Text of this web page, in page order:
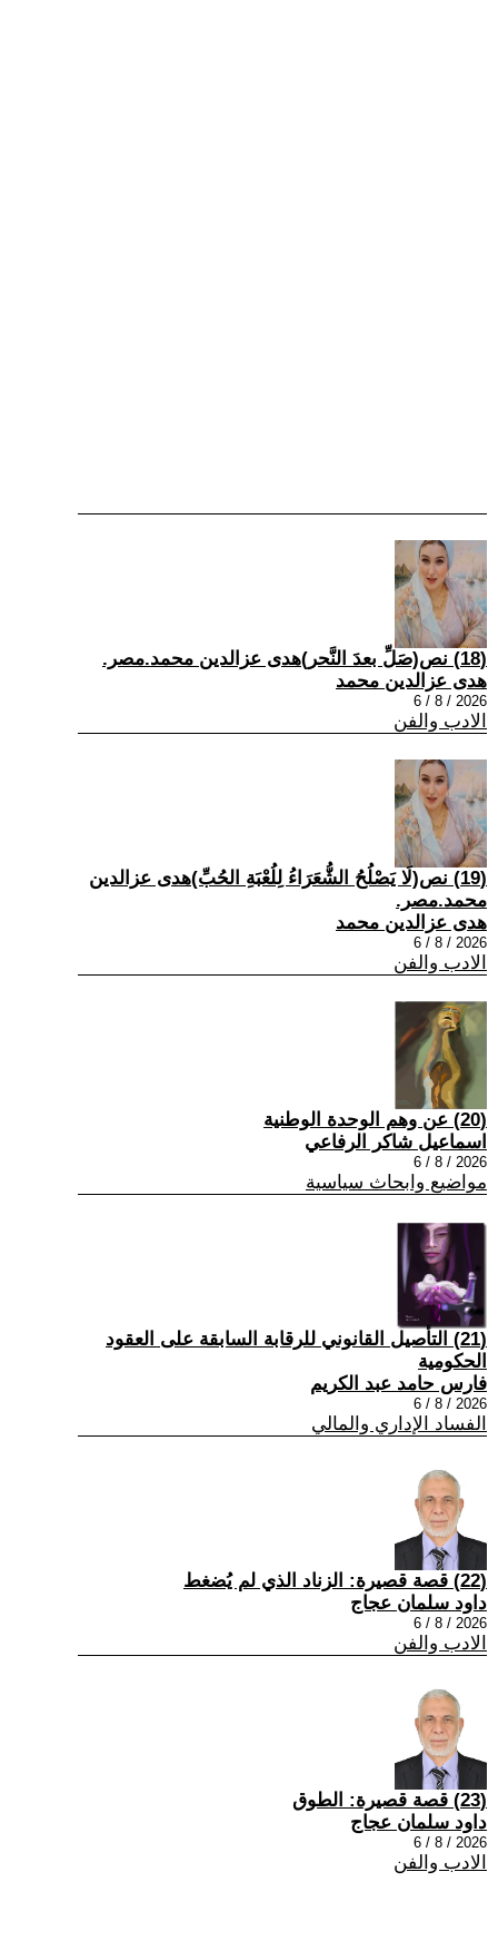
(18) نص(صَلِّ بعدَ النَّحر)هدى عزالدين محمد.مصر.
هدى عزالدين محمد
2026 / 8 / 6
الادب والفن
(19) نص(لَا يَصْلُحُ الشُّعَرَاءُ لِلُعْبَةِ الحُبِّ)هدى عزالدين
محمد.مصر.
هدى عزالدين محمد
2026 / 8 / 6
الادب والفن
(20) عن وهم الوحدة الوطنية
اسماعيل شاكر الرفاعي
2026 / 8 / 6
مواضيع وابحاث سياسية
(21) التأصيل القانوني للرقابة السابقة على العقود
الحكومية
فارس حامد عبد الكريم
2026 / 8 / 6
الفساد الإداري والمالي
(22) قصة قصيرة: الزناد الذي لم يُضغط
داود سلمان عجاج
2026 / 8 / 6
الادب والفن
(23) قصة قصيرة: الطوق
داود سلمان عجاج
2026 / 8 / 6
الادب والفن